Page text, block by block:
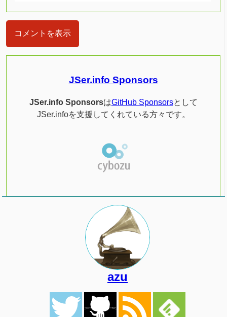
コメントを表示
JSer.info Sponsors
JSer.info SponsorsはGitHub Sponsorsとして
JSer.infoを支援してくれている方々です。
azu